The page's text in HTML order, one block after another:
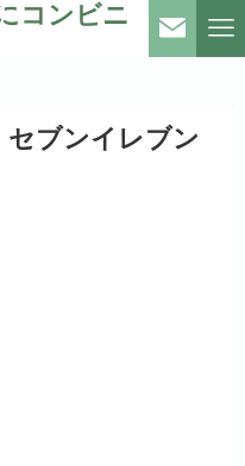
コンビニ
ブンイレブン